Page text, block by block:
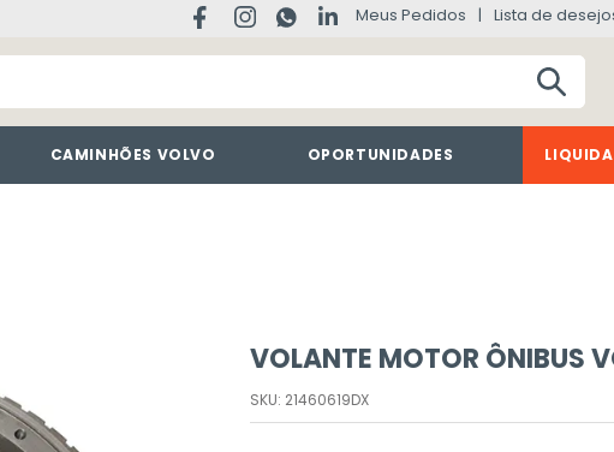
Meus Pedidos Lista de
CAMINHÕES VOLVO OPORTUNIDADES
VOLANTE MOTOR ÔNIBUS
SKU: 21460619DX